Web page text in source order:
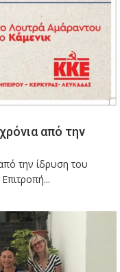
από την
την ίδρυση του